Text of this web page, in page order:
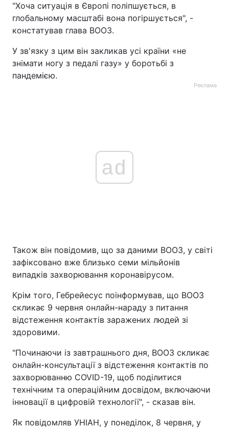
"Хоча ситуація в Європі поліпшується, в
глобальному масштабі вона погіршується", -
констатував глава ВООЗ.
У зв'язку з цим він закликав усі країни «не
знімати ногу з педалі газу» у боротьбі з
пандемією.
Реклама
ad
Також він повідомив, що за даними ВООЗ, у світі
зафіксовано вже близько семи мільйонів
випадків захворювання коронавірусом.
Крім того, Гебрейесус поінформував, що ВООЗ
скликає 9 червня онлайн-нараду з питання
відстеження контактів заражених людей зі
здоровими.
"Починаючи із завтрашнього дня, ВООЗ скликає
онлайн-консультації з відстеження контактів по
захворюванню COVID-19, щоб поділитися
технічним та операційним досвідом, включаючи
інновації в цифровій технології", - сказав він.
Як повідомляв УНІАН, у понеділок, 8 червня, у